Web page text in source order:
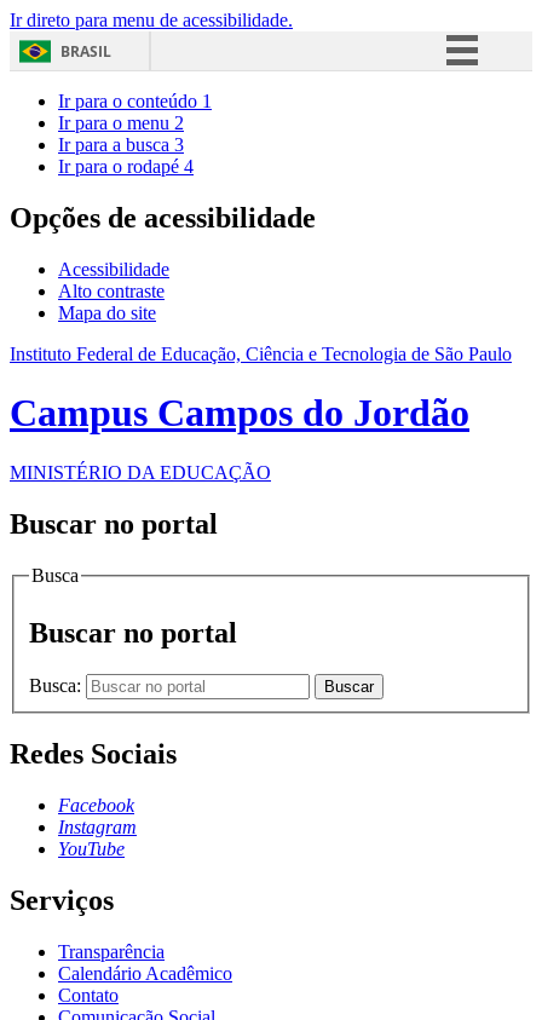
Ir direto para menu de acessibilidade.
BRASIL
Acesso à informação
Ir para o conteúdo 1
Ir para o menu 2
Ir para a busca 3
Ir para o rodapé 4
Opções de acessibilidade
Acessibilidade
Alto contraste
Mapa do site
Instituto Federal de Educação, Ciência e Tecnologia de São Paulo
Campus Campos do Jordão
MINISTÉRIO DA EDUCAÇÃO
Buscar no portal
Busca
Buscar no portal
Busca: Buscar
Redes Sociais
Facebook
Instagram
YouTube
Serviços
Transparência
Calendário Acadêmico
Contato